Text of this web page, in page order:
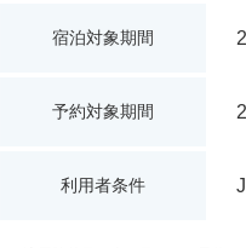
宿泊対象期間
予約対象期間
利用者条件